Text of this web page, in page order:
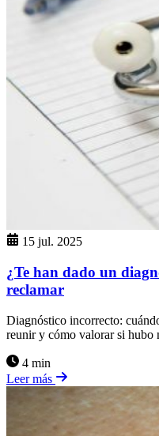
15 jul. 2025
¿Te han dado un
reclamar
Diagnóstico incorrecto:
reunir y cómo valorar si hubo
4 min
Leer más